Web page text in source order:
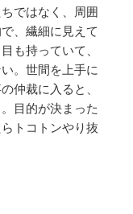
ではなく、周囲
、繊細に見えて
も持っていて、
。世間を上手に
仲裁に入ると、
目的が決まった
トコトンやり抜